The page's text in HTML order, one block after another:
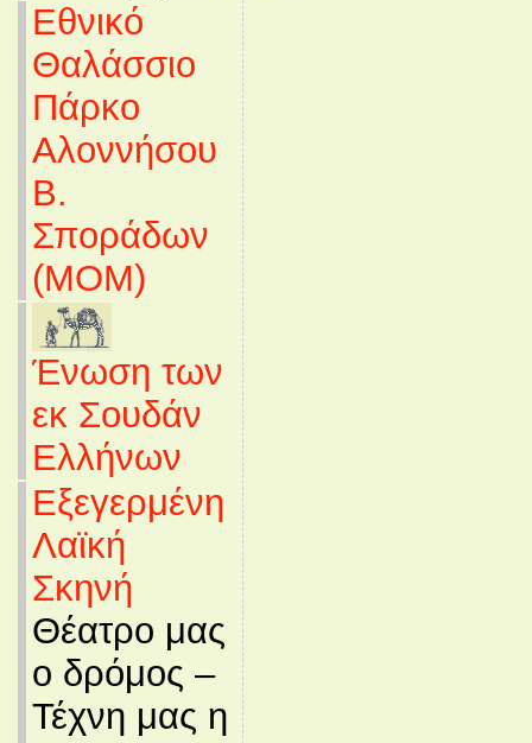
Εθνικό
Θαλάσσιο
Πάρκο
Αλοννήσου
Β.
Σποράδων
(MOM)
Ένωση των
εκ Σουδάν
Ελλήνων
Εξεγερμένη
Λαϊκή
Σκηνή
Θέατρο μας
ο δρόμος –
Τέχνη μας η